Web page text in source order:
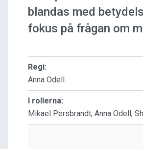
blandas med
fokus på frågan om
Regi:
Anna Odell
I rollerna:
Mikael Persbrandt, Anna Odell,